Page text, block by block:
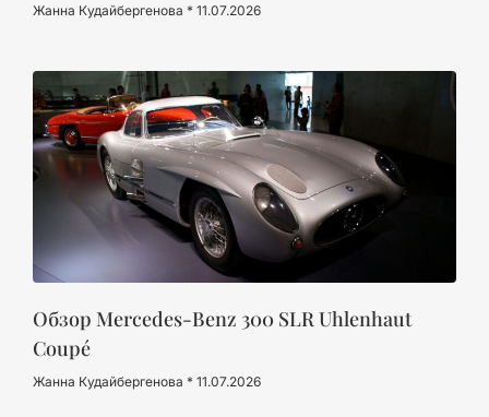
Жанна Кудайбергенова 11.07.2026
Обзор Mercedes-Benz 300 SLR Uhlenhaut
Coupé
Жанна Кудайбергенова 11.07.2026